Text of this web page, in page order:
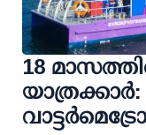
18
വാട്ടര്‍മെട്രോ